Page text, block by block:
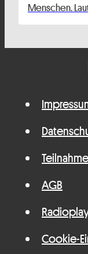
Menschen.
AGB
Cookie-